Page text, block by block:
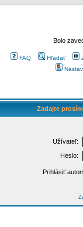
Bolo
FAQ Hľadať
Zadajte
Užívateľ:
Heslo:
Prihlásiť